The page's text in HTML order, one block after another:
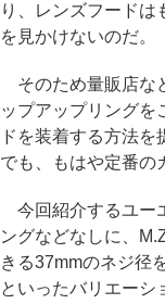
り、レンズフードは
を見かけないのだ。
そのため量販店な
ップアップリングを
ドを装着する方法
でも、もはや定番の
今回紹介するユー
ングなどなしに、
きる37mmのネジ径
といったバリエーシ